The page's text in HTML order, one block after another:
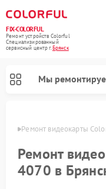
FIX-COLORFUL
Ремонт устройств Colorful
Специализированный
cервисный центр г.Брянск
Мы
Ремонт видеокарты
Ремонт
4070 в